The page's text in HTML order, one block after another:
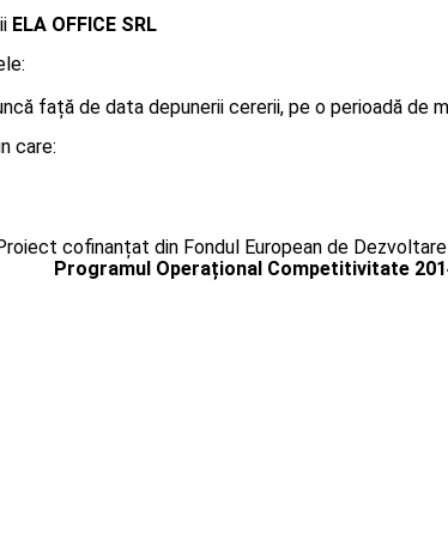
ELA OFFICE SRL
față de data depunerii cererii, pe o perioadă de
care:
cofinanțat din Fondul European de Dezvoltare
Programul Operațional Competitivitate